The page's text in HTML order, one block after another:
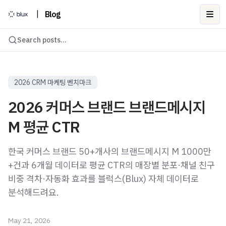
Blog
Search posts...
2026 CRM 마케팅 벤치마크
2026 커머스 브랜드 브랜드메시지
M 평균 CTR
한국 커머스 브랜드 50+개사의 브랜드메시지 M 1000만
+건과 6개월 데이터로 평균 CTR의 매장별 분포·채널 친구
비중 격차·자동화 효과를 블럭스(Blux) 자체 데이터로
분석해드려요.
May 21, 2026